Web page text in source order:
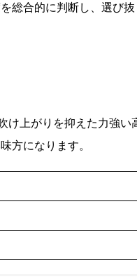
総合的に判断し、選び抜
け上がりを抑えた力強い
方になります。